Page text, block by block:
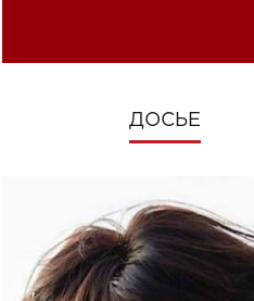
ДОСЬЕ